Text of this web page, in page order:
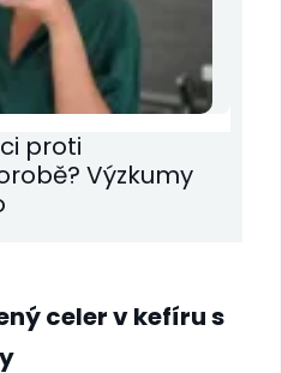
proti
Výzkumy
celer v kefíru s